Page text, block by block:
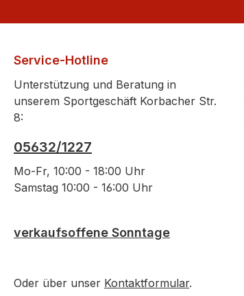
Service-Hotline
Unterstützung und Beratung in
unserem Sportgeschäft Korbacher Str.
8:
05632/1227
Mo-Fr, 10:00 - 18:00 Uhr
Samstag 10:00 - 16:00 Uhr
verkaufsoffene Sonntage
Oder über unser Kontaktformular.